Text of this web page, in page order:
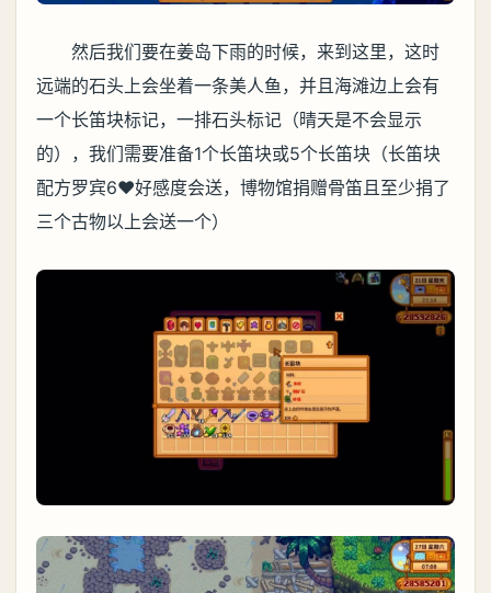
然后我们要在姜岛下雨的时候，来到这里，这时
远端的石头上会坐着一条美人鱼，并且海滩边上会有
一个长笛块标记，一排石头标记（晴天是不会显示
的），我们需要准备1个长笛块或5个长笛块（长笛块
配方罗宾6❤️好感度会送，博物馆捐赠骨笛且至少捐了
三个古物以上会送一个）